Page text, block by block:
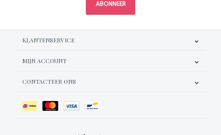
ABONNEER
KLANTENSERVICE
MIJN ACCOUNT
CONTACTEER ONS